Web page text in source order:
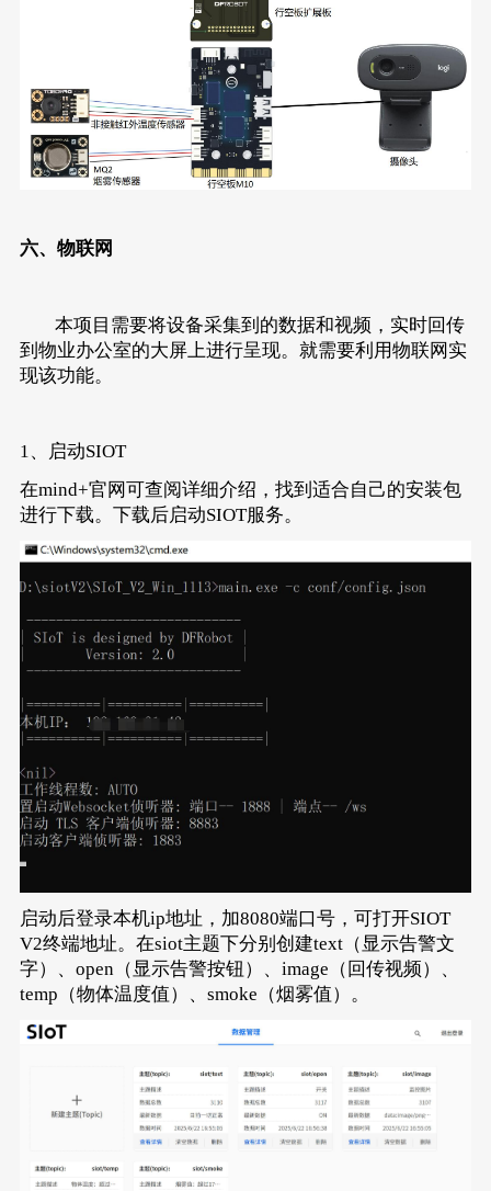
六、物联网
本项目需要将设备采集到的数据和视频，实时回传
到物业办公室的大屏上进行呈现。就需要利用物联网实
现该功能。
1、启动SIOT
在mind+官网可查阅详细介绍 ，找到适合自己的安装包
进行下载。下载后启动SIOT服务。
启动后登录本机ip地址，加8080端口号，可打开SIOT
V2终端地址。在siot主题下分别创建text（显示告警文
字）、open（显示告警按钮）、image（回传视频）、
temp（物体温度值）、smoke（烟雾值）。